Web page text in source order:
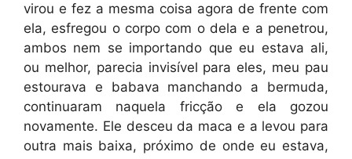
virou e fez a mesma coisa agora de frente com
ela, esfregou o corpo com o dela e a penetrou,
ambos nem se importando que eu estava ali,
ou melhor, parecia invisível para eles, meu pau
estourava e babava manchando a bermuda,
continuaram naquela fricção e ela gozou
novamente. Ele desceu da maca e a levou para
outra mais baixa, próximo de onde eu estava,